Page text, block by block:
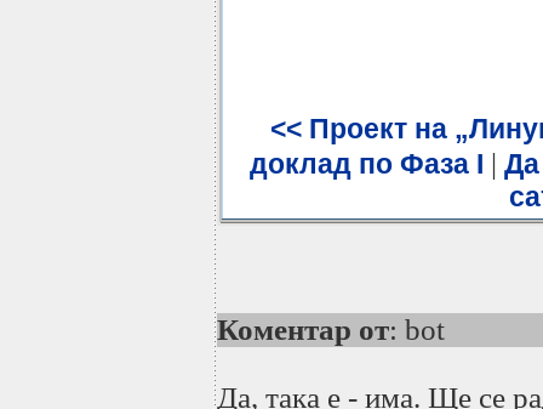
<< Проект на
доклад по Фаза I |
Коментар от: bot
Да, така е - има. Ще се